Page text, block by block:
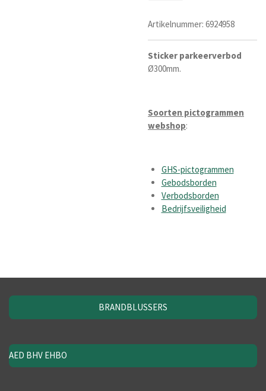
Artikelnummer: 6924958
Sticker parkeerverbod
Ø300mm.
Soorten pictogrammen
webshop:
GHS-pictogrammen
Gebodsborden
Verbodsborden
Bedrijfsveiligheid
BRANDBLUSSERS
AED BHV EHBO